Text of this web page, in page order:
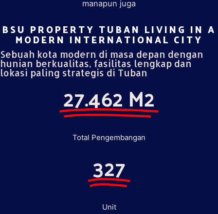
manapun juga
BSU PROPERTY TUBAN LIVING IN A
MODERN INTERNATIONAL CITY​
Sebuah kota modern di masa depan dengan
hunian berkualitas, fasilitas lengkap dan
lokasi paling strategis di Tuban
27.462 M2
Total Pengembangan
327
Unit